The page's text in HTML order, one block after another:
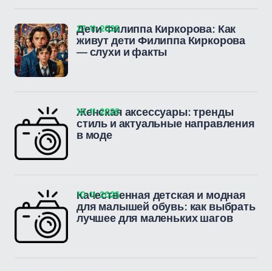
Дети Филиппа Киркорова: Как
живут дети Филиппа Киркорова
— слухи и факты
27-11-2025
Женская аксессуары: тренды
стиль и актуальные направления
в моде
10-11-2025
Качественная детская и модная
для малышей обувь: как выбрать
лучшее для маленьких шагов
10-11-2025